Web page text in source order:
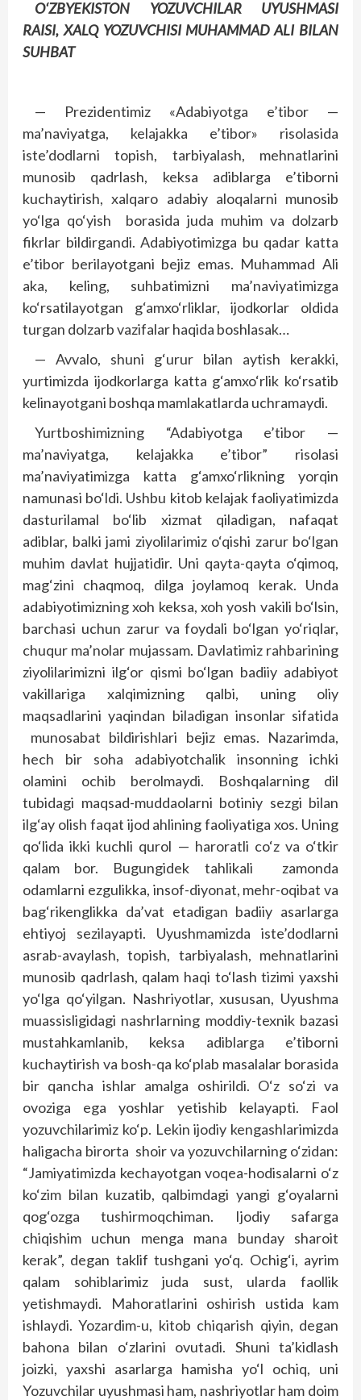
O‘ZBYEKISTON YOZUVCHILAR UYUSHMASI
RAISI, XALQ YOZUVCHISI MUHAMMAD ALI BILAN
SUHBAT
— Prezidentimiz «Adabiyotga e’tibor —
ma’naviyatga, kelajakka e’tibor» risolasida
iste’dodlarni topish, tarbiyalash, mehnatlarini
munosib qadrlash, keksa adiblarga e’tiborni
kuchaytirish, xalqaro adabiy aloqalarni munosib
yo‘lga qo‘yish borasida juda muhim va dolzarb
fikrlar bildirgandi. Adabiyotimizga bu qadar katta
e’tibor berilayotgani bejiz emas. Muhammad Ali
aka, keling, suhbatimizni ma’naviyatimizga
ko‘rsatilayotgan g‘amxo‘rliklar, ijodkorlar oldida
turgan dolzarb vazifalar haqida boshlasak…
— Avvalo, shuni g‘urur bilan aytish kerakki,
yurtimizda ijodkorlarga katta g‘amxo‘rlik ko‘rsatib
kelinayotgani boshqa mamlakatlarda uchramaydi.
Yurtboshimizning “Adabiyotga e’tibor —
ma’naviyatga, kelajakka e’tibor” risolasi
ma’naviyatimizga katta g‘amxo‘rlikning yorqin
namunasi bo‘ldi. Ushbu kitob kelajak faoliyatimizda
dasturilamal bo‘lib xizmat qiladigan, nafaqat
adiblar, balki jami ziyolilarimiz o‘qishi zarur bo‘lgan
muhim davlat hujjatidir. Uni qayta-qayta o‘qimoq,
mag‘zini chaqmoq, dilga joylamoq kerak. Unda
adabiyotimizning xoh keksa, xoh yosh vakili bo‘lsin,
barchasi uchun zarur va foydali bo‘lgan yo‘riqlar,
chuqur ma’nolar mujassam. Davlatimiz rahbarining
ziyolilarimizni ilg‘or qismi bo‘lgan badiiy adabiyot
vakillariga xalqimizning qalbi, uning oliy
maqsadlarini yaqindan biladigan insonlar sifatida
munosabat bildirishlari bejiz emas. Nazarimda,
hech bir soha adabiyotchalik insonning ichki
olamini ochib berolmaydi. Boshqalarning dil
tubidagi maqsad-muddaolarni botiniy sezgi bilan
ilg‘ay olish faqat ijod ahlining faoliyatiga xos. Uning
qo‘lida ikki kuchli qurol — haroratli co‘z va o‘tkir
qalam bor. Bugungidek tahlikali zamonda
odamlarni ezgulikka, insof-diyonat, mehr-oqibat va
bag‘rikenglikka da’vat etadigan badiiy asarlarga
ehtiyoj sezilayapti. Uyushmamizda iste’dodlarni
asrab-avaylash, topish, tarbiyalash, mehnatlarini
munosib qadrlash, qalam haqi to‘lash tizimi yaxshi
yo‘lga qo‘yilgan. Nashriyotlar, xususan, Uyushma
muassisligidagi nashrlarning moddiy-texnik bazasi
mustahkamlanib, keksa adiblarga e’tiborni
kuchaytirish va bosh-qa ko‘plab masalalar borasida
bir qancha ishlar amalga oshirildi. O‘z so‘zi va
ovoziga ega yoshlar yetishib kelayapti. Faol
yozuvchilarimiz ko‘p. Lekin ijodiy kengashlarimizda
haligacha birorta shoir va yozuvchilarning o‘zidan:
“Jamiyatimizda kechayotgan voqea-hodisalarni o‘z
ko‘zim bilan kuzatib, qalbimdagi yangi g‘oyalarni
qog‘ozga tushirmoqchiman. Ijodiy safarga
chiqishim uchun menga mana bunday sharoit
kerak”, degan taklif tushgani yo‘q. Ochig‘i, ayrim
qalam sohiblarimiz juda sust, ularda faollik
yetishmaydi. Mahoratlarini oshirish ustida kam
ishlaydi. Yozardim-u, kitob chiqarish qiyin, degan
bahona bilan o‘zlarini ovutadi. Shuni ta’kidlash
joizki, yaxshi asarlarga hamisha yo‘l ochiq, uni
Yozuvchilar uyushmasi ham, nashriyotlar ham doim